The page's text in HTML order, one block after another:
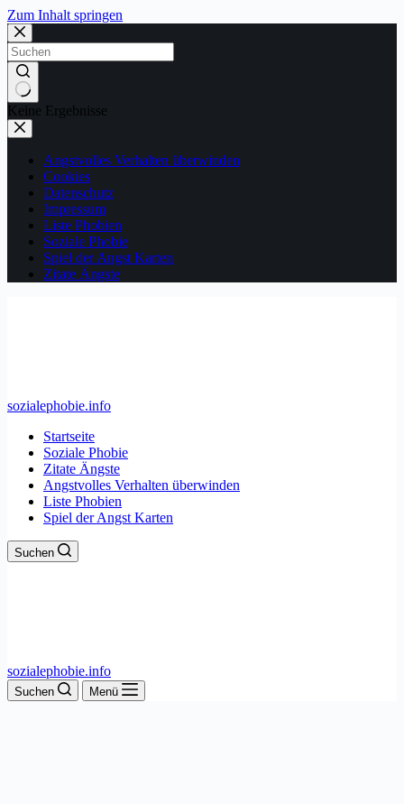
Zum Inhalt springen
Keine Ergebnisse
Angstvolles Verhalten überwinden
Cookies
Datenschutz
Impressum
Liste Phobien
Soziale Phobie
Spiel der Angst Karten
Zitate Ängste
sozialephobie.info
Startseite
Soziale Phobie
Zitate Ängste
Angstvolles Verhalten überwinden
Liste Phobien
Spiel der Angst Karten
Suchen
sozialephobie.info
Suchen Menü